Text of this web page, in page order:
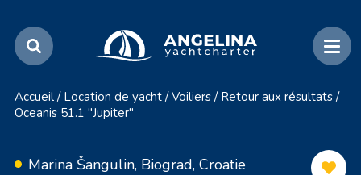
Accueil / Location de yacht / Voiliers / Retour aux résultats /
Oceanis 51.1 "Jupiter"
Marina Šangulin, Biograd, Croatie